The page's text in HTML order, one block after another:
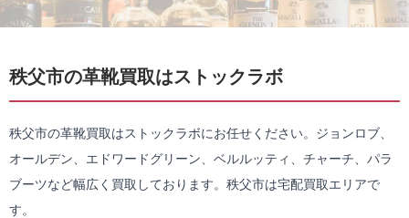
秩父市の革靴買取はストックラボ
秩父市の革靴買取はストックラボにお任せください。ジョンロブ、
オールデン、エドワードグリーン、ベルルッティ、チャーチ、パラ
ブーツなど幅広く買取しております。秩父市は宅配買取エリアで
す。